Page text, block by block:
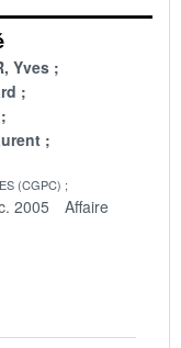
Yves
(CGPC)
2005
Affaire